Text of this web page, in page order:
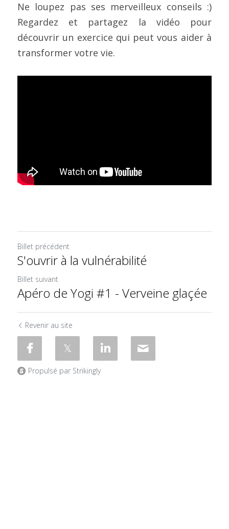
Ne loupez pas ses merveilleux conseils :)
Regardez et partagez la vidéo pour
découvrir un exercice qui peut vous aider à
transformer votre vie.
Billet précédent
S'ouvrir à la vulnérabilité
Billet suivant
Apéro de Yogi #1 - Verveine glaçée
Revenir au site
Propulsé par Strikingly